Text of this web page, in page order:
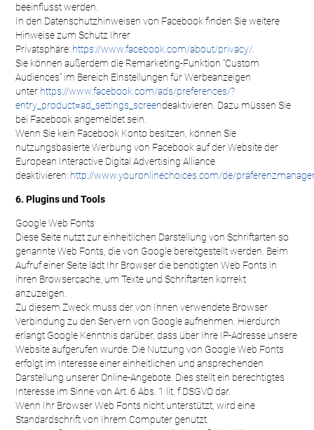
beeinflusst werden.
In den Datenschutzhinweisen von Facebook finden Sie weitere
Hinweise zum Schutz Ihrer
Privatsphäre: https://www.facebook.com/about/privacy/
Sie können außerdem die Remarketing-Funktion “Custom
Audiences” im Bereich Einstellungen für Werbeanzeigen
unter https://www.facebook.com/ads/preferences/?
entry_product=ad_settings_screendeaktivieren. Dazu müssen Sie
bei Facebook angemeldet sein.
Wenn Sie kein Facebook Konto besitzen, können Sie
nutzungsbasierte Werbung von Facebook auf der Website der
European Interactive Digital Advertising Alliance
deaktivieren: http://www.youronlinechoices.com/de/
6. Plugins und Tools
Google Web Fonts
Diese Seite nutzt zur einheitlichen Darstellung von Schriftarten so
genannte Web Fonts, die von Google bereitgestellt werden. Beim
Aufruf einer Seite lädt Ihr Browser die benötigten Web Fonts in
ihren Browsercache, um Texte und Schriftarten korrekt
anzuzeigen.
Zu diesem Zweck muss der von Ihnen verwendete Browser
Verbindung zu den Servern von Google aufnehmen. Hierdurch
erlangt Google Kenntnis darüber, dass über Ihre IP-Adresse unsere
Website aufgerufen wurde. Die Nutzung von Google Web Fonts
erfolgt im Interesse einer einheitlichen und ansprechenden
Darstellung unserer Online-Angebote. Dies stellt ein berechtigtes
Interesse im Sinne von Art. 6 Abs. 1 lit. f DSGVO dar.
Wenn Ihr Browser Web Fonts nicht unterstützt, wird eine
Standardschrift von Ihrem Computer genutzt.